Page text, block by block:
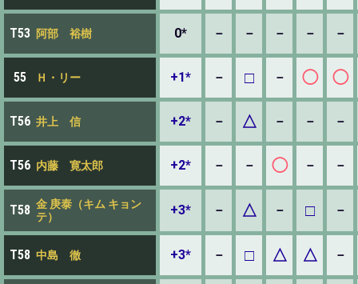
T53 阿部 裕樹 0* － － － － －
55 Ｈ・リー +1* － □ － ◯ ◯
T56 井上 信 +2* － △ － － －
T56 内藤 寛太郎 +2* － － ◯ － －
T58 金 庚泰（キム キョン
テ）
+3* － △ － □ －
T58 中島 徹 +3* － □ △ △ －